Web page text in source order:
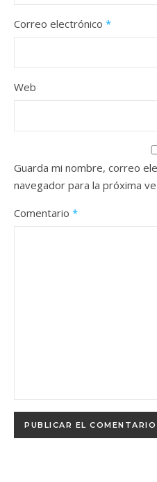
Correo electrónico *
Web
Guarda mi nombre, correo
navegador para la próxima
Comentario *